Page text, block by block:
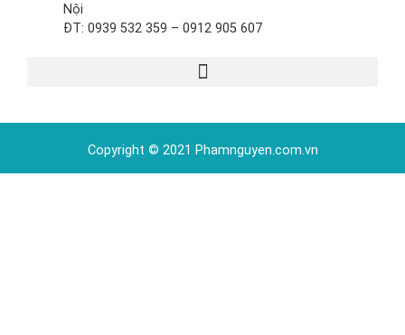
Nội
ĐT: 0939 532 359 – 0912 905 607
Copyright © 2021 Phamnguyen.com.vn